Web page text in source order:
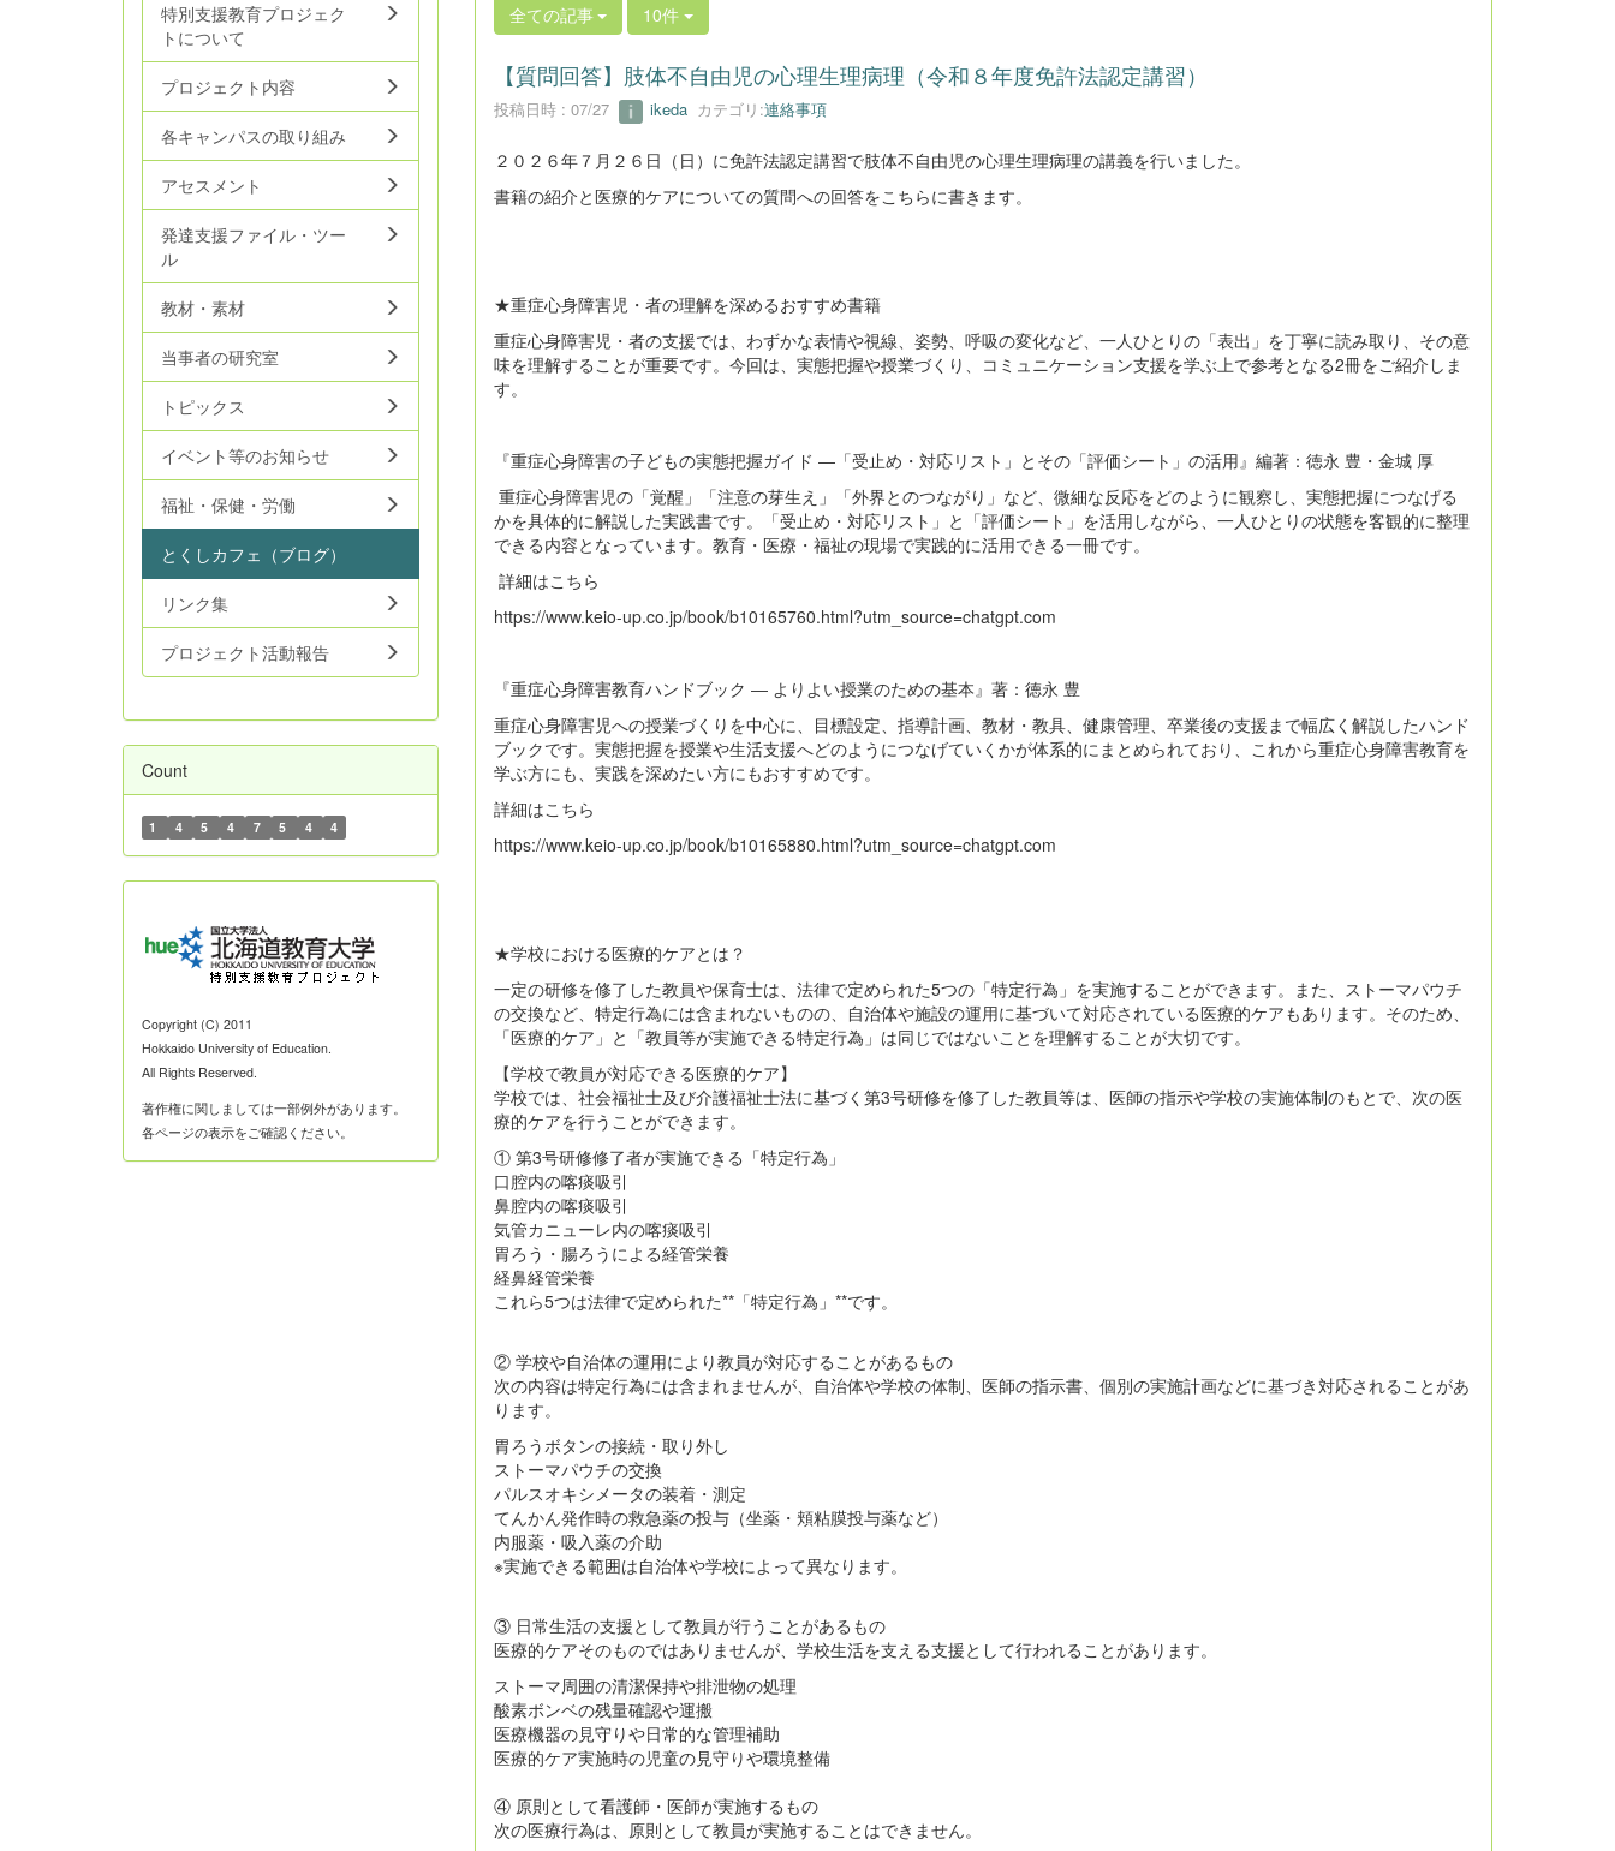
全ての記事 10件
【質問回答】肢体不自由児の心理生理病理（令和８年度免許法認定講習）
投稿日時 : 07/27 ikedaカテゴリ:連絡事項
２０２６年７月２６日（日）に免許法認定講習で肢体不自由児の心理生理病理の講義を行いました。
書籍の紹介と医療的ケアについての質問への回答をこちらに書きます。
★重症心身障害児・者の理解を深めるおすすめ書籍
重症心身障害児・者の支援では、わずかな表情や視線、姿勢、呼吸の変化など、一人ひとりの「表出」を丁寧に読み取り、その意
味を理解することが重要です。今回は、実態把握や授業づくり、コミュニケーション支援を学ぶ上で参考となる2冊をご紹介しま
す。
『重症心身障害の子どもの実態把握ガイド ―「受止め・対応リスト」とその「評価シート」の活用』編著：徳永 豊・金城 厚
重症心身障害児の「覚醒」「注意の芽生え」「外界とのつながり」など、微細な反応をどのように観察し、実態把握につなげる
かを具体的に解説した実践書です。「受止め・対応リスト」と「評価シート」を活用しながら、一人ひとりの状態を客観的に整理
できる内容となっています。教育・医療・福祉の現場で実践的に活用できる一冊です。
詳細はこちら
https://www.keio-up.co.jp/book/b10165760.html?utm_source=chatgpt.com
『重症心身障害教育ハンドブック ― よりよい授業のための基本』著：徳永 豊
重症心身障害児への授業づくりを中心に、目標設定、指導計画、教材・教具、健康管理、卒業後の支援まで幅広く解説したハンド
ブックです。実態把握を授業や生活支援へどのようにつなげていくかが体系的にまとめられており、これから重症心身障害教育を
学ぶ方にも、実践を深めたい方にもおすすめです。
詳細はこちら
https://www.keio-up.co.jp/book/b10165880.html?utm_source=chatgpt.com
★学校における医療的ケアとは？
一定の研修を修了した教員や保育士は、法律で定められた5つの「特定行為」を実施することができます。また、ストーマパウチ
の交換など、特定行為には含まれないものの、自治体や施設の運用に基づいて対応されている医療的ケアもあります。そのため、
「医療的ケア」と「教員等が実施できる特定行為」は同じではないことを理解することが大切です。
【学校で教員が対応できる医療的ケア】
学校では、社会福祉士及び介護福祉士法に基づく第3号研修を修了した教員等は、医師の指示や学校の実施体制のもとで、次の医
療的ケアを行うことができます。
① 第3号研修修了者が実施できる「特定行為」
口腔内の喀痰吸引
鼻腔内の喀痰吸引
気管カニューレ内の喀痰吸引
胃ろう・腸ろうによる経管栄養
経鼻経管栄養
これら5つは法律で定められた**「特定行為」**です。
② 学校や自治体の運用により教員が対応することがあるもの
次の内容は特定行為には含まれませんが、自治体や学校の体制、医師の指示書、個別の実施計画などに基づき対応されることがあ
ります。
胃ろうボタンの接続・取り外し
ストーマパウチの交換
パルスオキシメータの装着・測定
てんかん発作時の救急薬の投与（坐薬・頬粘膜投与薬など）
内服薬・吸入薬の介助
※実施できる範囲は自治体や学校によって異なります。
③ 日常生活の支援として教員が行うことがあるもの
医療的ケアそのものではありませんが、学校生活を支える支援として行われることがあります。
ストーマ周囲の清潔保持や排泄物の処理
酸素ボンベの残量確認や運搬
医療機器の見守りや日常的な管理補助
医療的ケア実施時の児童の見守りや環境整備
④ 原則として看護師・医師が実施するもの
次の医療行為は、原則として教員が実施することはできません。
特別支援教育プロジェク
トについて
プロジェクト内容
各キャンパスの取り組み
アセスメント
発達支援ファイル・ツー
ル
教材・素材
当事者の研究室
トピックス
イベント等のお知らせ
福祉・保健・労働
とくしカフェ（ブログ）
リンク集
プロジェクト活動報告
Count
1 4 5 4 7 5 4 4
Copyright (C) 2011
Hokkaido University of Education.
All Rights Reserved.
著作権に関しましては一部例外があります。
各ページの表示をご確認ください。